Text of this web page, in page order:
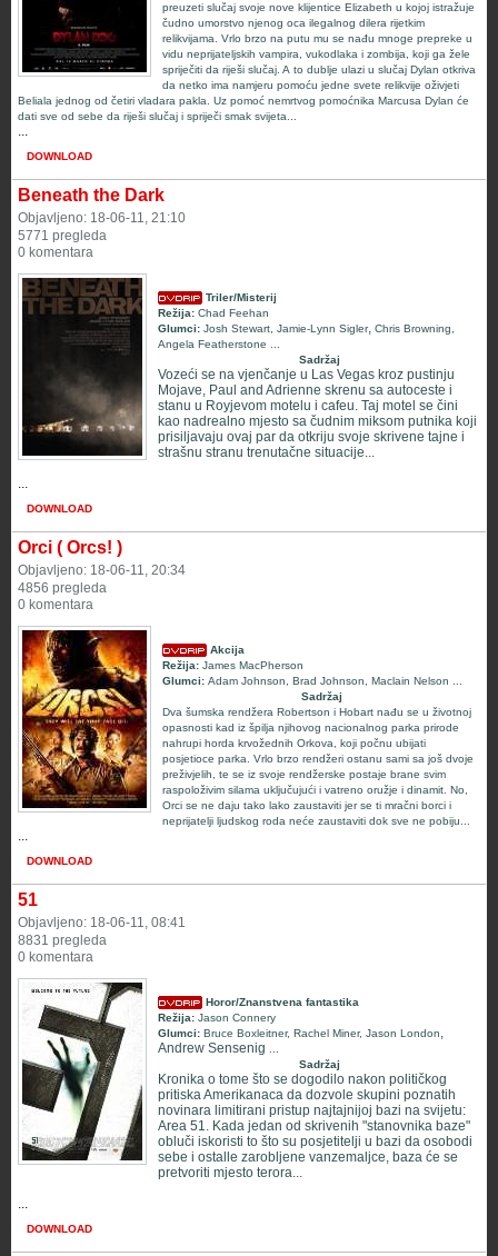
preuzeti slučaj svoje nove klijentice Elizabeth u kojoj istražuje
čudno umorstvo njenog oca ilegalnog dilera rijetkim
relikvijama. Vrlo brzo na putu mu se nađu mnoge prepreke u
vidu neprijateljskih vampira, vukodlaka i zombija, koji ga žele
spriječiti da riješi slučaj. A to dublje ulazi u slučaj Dylan otkriva
da netko ima namjeru pomoću jedne svete relikvije oživjeti
Beliala jednog od četiri vladara pakla. Uz pomoć nemrtvog pomoćnika Marcusa Dylan će
dati sve od sebe da riješi slučaj i spriječi smak svijeta...
...
DOWNLOAD
Beneath the Dark
Objavljeno: 18-06-11, 21:10
5771 pregleda
0 komentara
Triler/Misterij
Režija: Chad Feehan
Glumci: Josh Stewart Jamie-Lynn Sigler, Chris Browning
Angela Featherstone
Sadržaj
Vozeći se na vjenčanje u Las Vegas kroz pustinju
Mojave, Paul and Adrienne skrenu sa autoceste i
stanu u Royjevom motelu i cafeu. Taj motel se čini
kao nadrealno mjesto sa čudnim miksom putnika koji
prisiljavaju ovaj par da otkriju svoje skrivene tajne i
strašnu stranu trenutačne situacije...
...
DOWNLOAD
Orci ( Orcs! )
Objavljeno: 18-06-11, 20:34
4856 pregleda
0 komentara
Akcija
Režija: James MacPherson
Glumci: Adam Johnson Brad Johnson Maclain Nelson
Sadržaj
Dva šumska rendžera Robertson i Hobart nađu se u životnoj
opasnosti kad iz špilja njihovog nacionalnog parka prirode
nahrupi horda krvožednih Orkova, koji počnu ubijati
posjetioce parka. Vrlo brzo rendžeri ostanu sami sa još dvoje
preživjelih, te se iz svoje rendžerske postaje brane svim
raspoloživim silama uključujući i vatreno oružje i dinamit. No,
Orci se ne daju tako lako zaustaviti jer se ti mračni borci i
neprijatelji ljudskog roda neće zaustaviti dok sve ne pobiju...
...
DOWNLOAD
51
Objavljeno: 18-06-11, 08:41
8831 pregleda
0 komentara
Horor/Znanstvena fantastika
Režija: Jason Connery
Glumci: Bruce Boxleitner, Rachel Miner, Jason London,
Andrew Sensenig
Sadržaj
Kronika o tome što se dogodilo nakon političkog
pritiska Amerikanaca da dozvole skupini poznatih
novinara limitirani pristup najtajnijoj bazi na svijetu:
Area 51. Kada jedan od skrivenih "stanovnika baze"
obluči iskoristi to što su posjetitelji u bazi da osobodi
sebe i ostalle zarobljene vanzemaljce, baza će se
pretvoriti mjesto terora...
...
DOWNLOAD